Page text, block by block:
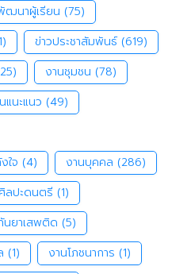
ฒนาผู้เรียน (75)
ข่าวประชาสัมพันธ์ (619)
งานชุมชน (78)
แนะแนว (49)
ใจ (4) งานบุคคล (286)
ลปะดนตรี (1)
นยาเสพติด (5)
(1) งานโภชนาการ (1)